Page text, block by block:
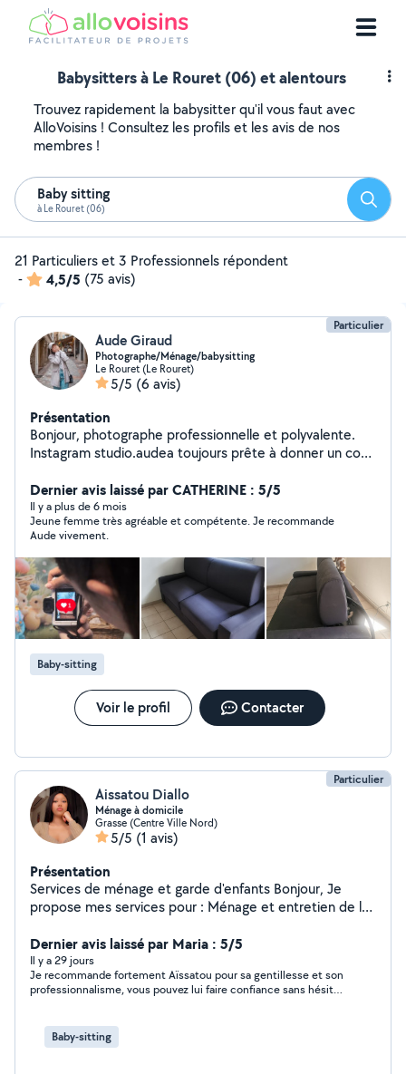
Babysitters à Le Rouret (06) et alentours
Trouvez rapidement la babysitter qu'il vous faut avec
AlloVoisins ! Consultez les profils et les avis de nos
membres !
Baby sitting
à Le Rouret (06)
21 Particuliers et 3 Professionnels répondent
-
4,5/5 (75 avis)
Particulier
Aude Giraud
Photographe/Ménage/babysitting
Le Rouret (Le Rouret)
5/5 (6 avis)
Présentation
Bonjour, photographe professionnelle et polyvalente.
Instagram studio.audea toujours prête à donner un coup
rbnb,
informatique,administratif,événements,babysitting,
nettoyage canapé/siége auto/tapis... Je loue également
mon nettoyeur shampouinneuse Bissel à la journée !
Dernier avis laissé par CATHERINE : 5/5
Il y a plus de 6 mois
Jeune femme très agréable et compétente. Je recommande
Aude vivement.
Baby-sitting
Voir le profil Contacter
Particulier
Aissatou Diallo
Ménage à domicile
Grasse (Centre Ville Nord)
5/5 (1 avis)
Présentation
Services de ménage et garde d'enfants Bonjour, Je
propose mes services pour : Ménage et entretien de la
Personne sérieuse, ponctuelle et de confiance
Disponible en semaine et le week-end selon vos
besoins. Secteur : Grasse et alentours N'hésitez pas à
me contacter pour plus d'informations. Au plaisir de
Dernier avis laissé par Maria : 5/5
Il y a 29 jours
Je recommande fortement Aïssatou pour sa gentillesse et son
professionnalisme, vous pouvez lui faire confiance sans hésiter
Baby-sitting